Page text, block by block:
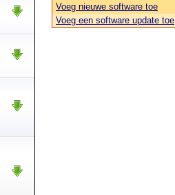
Voeg nieuwe software toe
Voeg een software update toe